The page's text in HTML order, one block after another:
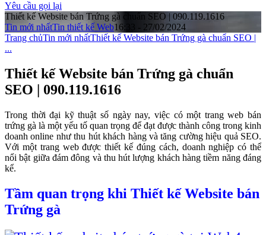
Yêu cầu gọi lại
Thiết kế Website bán Trứng gà chuẩn SEO | 090.119.1616
Tin mới nhấtTin thiết kế Web16:33 - 27/02/2024
Trang chủTin mới nhấtThiết kế Website bán Trứng gà chuẩn SEO |
...
Thiết kế Website bán Trứng gà chuẩn
SEO | 090.119.1616
Trong thời đại kỹ thuật số ngày nay, việc có một trang web bán
trứng gà là một yếu tố quan trọng để đạt được thành công trong kinh
doanh online như thu hút khách hàng và tăng cường hiệu quả SEO.
Với một trang web được thiết kế đúng cách, doanh nghiệp có thể
nổi bật giữa đám đông và thu hút lượng khách hàng tiềm năng đáng
kể.
Tầm quan trọng khi Thiết kế Website bán
Trứng gà